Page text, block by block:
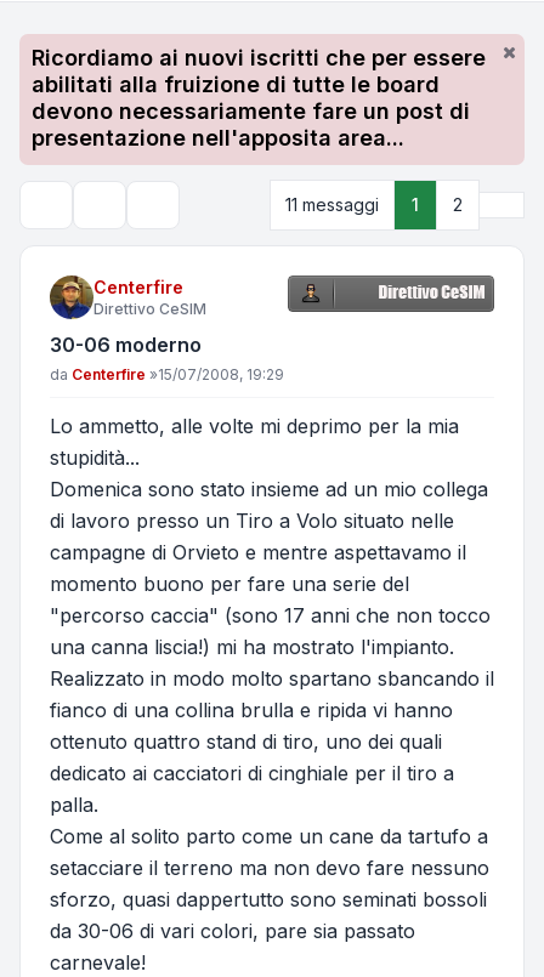
Ricordiamo ai nuovi iscritti che per essere
abilitati alla fruizione di tutte le board
devono necessariamente fare un post di
presentazione nell'apposita area...
11 messaggi 1 2
Centerfire
Direttivo CeSIM
30-06 moderno
Messaggio
da Centerfire »15/07/2008, 19:29
Lo ammetto, alle volte mi deprimo per la mia
stupidità...
Domenica sono stato insieme ad un mio collega
di lavoro presso un Tiro a Volo situato nelle
campagne di Orvieto e mentre aspettavamo il
momento buono per fare una serie del
"percorso caccia" (sono 17 anni che non tocco
una canna liscia!) mi ha mostrato l'impianto.
Realizzato in modo molto spartano sbancando il
fianco di una collina brulla e ripida vi hanno
ottenuto quattro stand di tiro, uno dei quali
dedicato ai cacciatori di cinghiale per il tiro a
palla.
Come al solito parto come un cane da tartufo a
setacciare il terreno ma non devo fare nessuno
sforzo, quasi dappertutto sono seminati bossoli
da 30-06 di vari colori, pare sia passato
carnevale!